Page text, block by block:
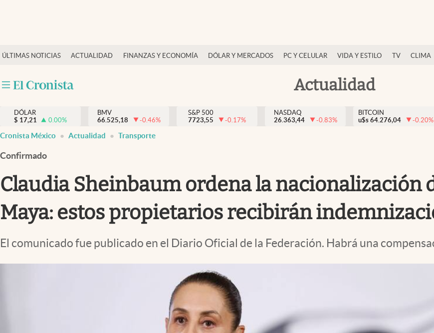
ÚLTIMAS NOTICIAS ACTUALIDAD FINANZAS Y ECONOMÍA DÓLAR Y MERCADOS PC Y CELULAR VIDA Y ESTILO TV CLIMA
Actualidad
Actualidad
Internacionales
Opinión
Brand Strategy
Vida y estilo
Tv
Espiritualidad
DÓLAR
$ 17,21 0.00%
BMV
66.525,18
-0.46%
S&P 500
7723,55
-0.17%
NASDAQ
26.363,44
-0.83%
BITCOIN
u$s 64.276,04 -0.20%
Cronista México Actualidad Transporte
Confirmado
Claudia Sheinbaum ordena la nacionalización
Maya: estos propietarios recibirán
El comunicado fue publicado en el Diario Oficial de la Federación. Habrá una